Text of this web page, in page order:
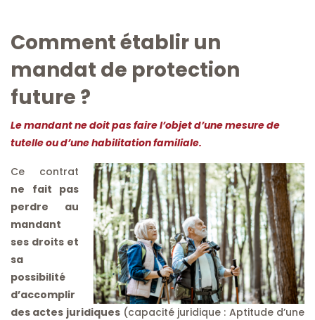
Comment établir un
mandat de protection
future ?
Le mandant ne doit pas faire l’objet d’une mesure de
tutelle ou d’une habilitation familiale.
Ce contrat
ne fait pas
perdre au
mandant
ses droits et
sa
possibilité
d’accomplir
des actes juridiques(capacité juridique : Aptitude d’une